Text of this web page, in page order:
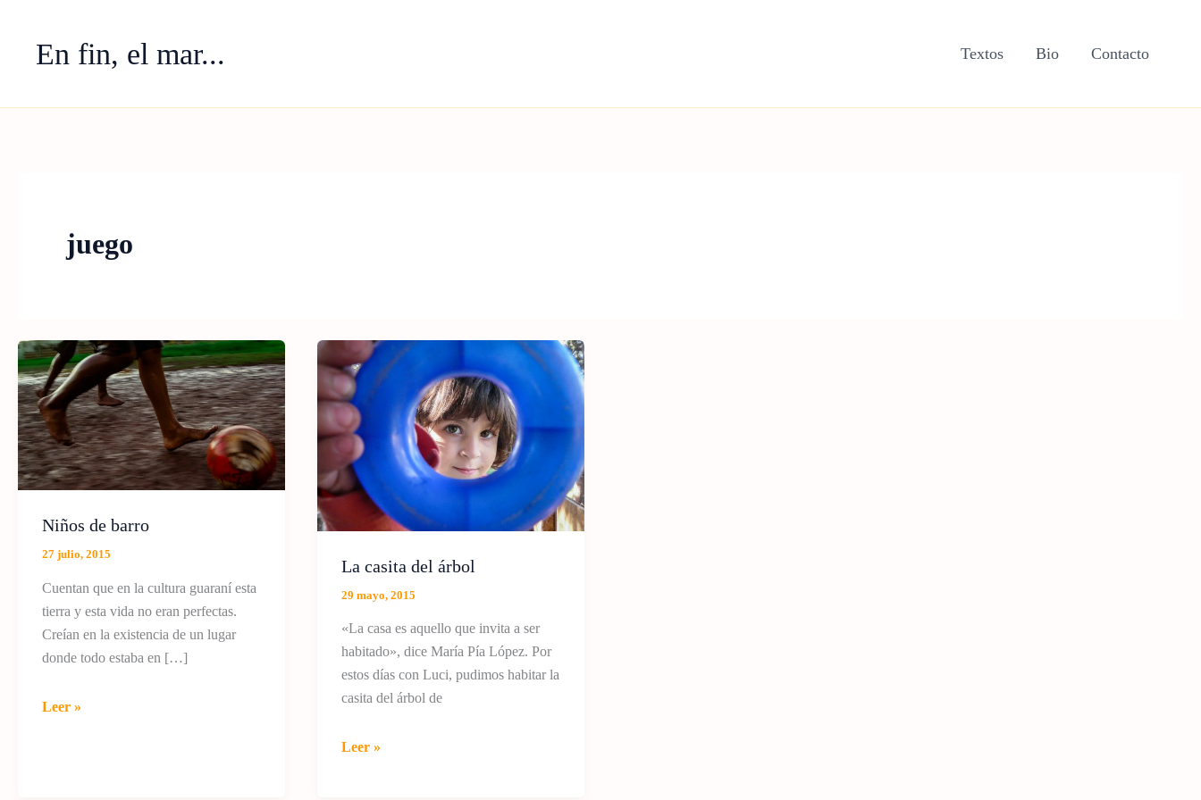
contenidoEn fin, el mar... Textos Bio Contacto
juego
Niños de barro
27 julio, 2015
Cuentan que en la cultura guaraní esta
tierra y esta vida no eran perfectas.
Creían en la existencia de un lugar
donde todo estaba en […]
Niños
Leer »
La casita del árbol
29 mayo, 2015
«La casa es aquello que invita a ser
habitado», dice María Pía López. Por
estos días con Luci, pudimos habitar la
casita del árbol de
La
Leer »